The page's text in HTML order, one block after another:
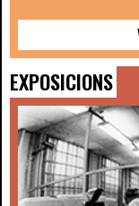
EXPOSICIONS